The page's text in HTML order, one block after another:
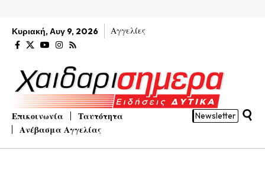
Κυριακή, Αυγ 9, 2026 Αγγελίες
Επικοινωνία
Ταυτότητα
Ανέβασμα Αγγελίας
Newsletter